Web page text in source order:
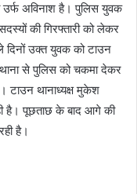
उर्फ अविनाश है। पुलिस युवक
की गिरफ्तारी को लेकर
दिनों उक्त युवक को टाउन
से पुलिस को चकमा देकर
टाउन थानाध्यक्ष मुकेश
है। पूछताछ के बाद आगे की
है।